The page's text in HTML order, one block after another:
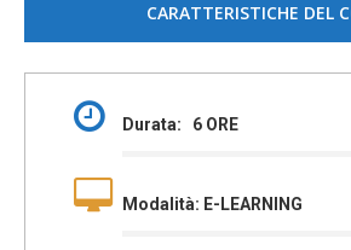
CARATTERISTICHE DEL
Durata: 6 ORE
Modalità: E-LEARNING